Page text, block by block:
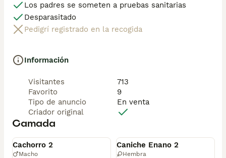
Los padres se someten a pruebas sanitarias
Desparasitado
Pedigrí registrado en la recogida
Información
Visitantes
713
Favorito
9
Tipo de anuncio
En venta
Criador original
Camada
Cachorro 2
Macho
Caniche Enano 2
Hembra